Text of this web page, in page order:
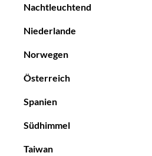
Nachtleuchtend
Niederlande
Norwegen
Österreich
Spanien
Südhimmel
Taiwan